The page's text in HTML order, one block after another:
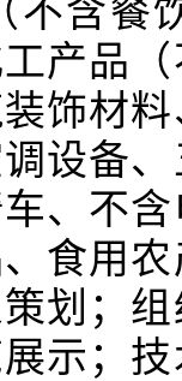
不含餐
产品
饰材
设备
、不
食用
划；
示；